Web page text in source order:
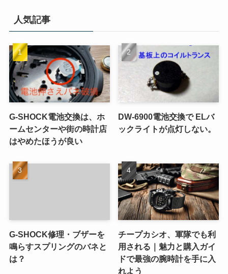
人気記事
G-SHOCK電池交換は、ホ
ームセンターや街の時計店
はやめたほうが良い
DW-6900電池交換で ELバ
ックライトが点灯しない。
G-SHOCK修理・ブザーを
鳴らすスプリングのバネと
は？
チープカシオ、軍隊でも利
用される｜魅力と購入ガイ
ドで最強の腕時計を手に入
れよう